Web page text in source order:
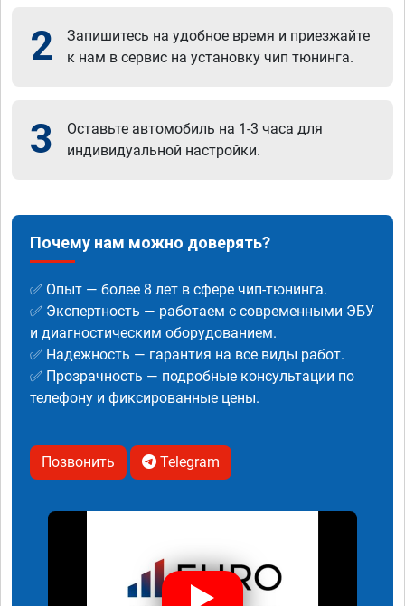
2
Запишитесь на удобное время и приезжайте
к нам в сервис на установку чип тюнинга.
3
Оставьте автомобиль на 1-3 часа для
индивидуальной настройки.
Почему нам можно доверять?
✅ Опыт — более 8 лет в сфере чип-тюнинга.
✅ Экспертность — работаем с современными ЭБУ
и диагностическим оборудованием.
✅ Надежность — гарантия на все виды работ.
✅ Прозрачность — подробные консультации по
телефону и фиксированные цены.
Позвонить Telegram